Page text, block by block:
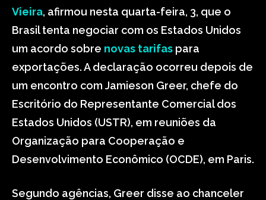
Vieira, afirmou nesta quarta-feira, 3, que o
Brasil tenta negociar com os Estados Unidos
um acordo sobre novas tarifas para
exportações. A declaração ocorreu depois de
um encontro com Jamieson Greer, chefe do
Escritório do Representante Comercial dos
Estados Unidos (USTR), em reuniões da
Organização para Cooperação e
Desenvolvimento Econômico (OCDE), em Paris.
Segundo agências, Greer disse ao chanceler